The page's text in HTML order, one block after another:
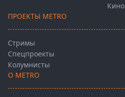
Кино
ПРОЕКТЫ METRO
Стримы
Спецпроекты
Колумнисты
О METRO